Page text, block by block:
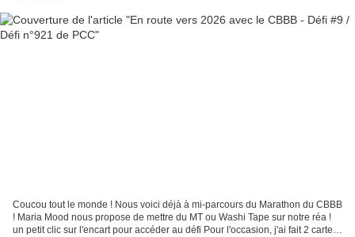
Coucou tout le monde ! Nous voici déjà à mi-parcours du Marathon du CBBB
! Maria Mood nous propose de mettre du MT ou Washi Tape sur notre réa !
un petit clic sur l'encart pour accéder au défi Pour l'occasion, j'ai fait 2 cartes